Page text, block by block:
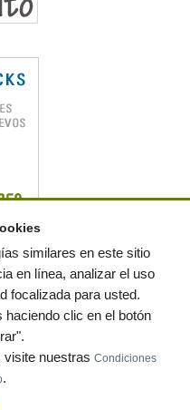
Política de privacidad
web|Preguntas frecuentes|Publica
similares en este sitio
en línea, analizar el uso
focalizada para usted.
clic en el botón
visite nuestras Condiciones
.